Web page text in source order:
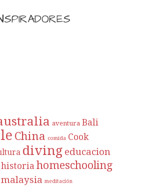
aventura Bali
China comida Cook
diving educacion
historia homeschooling
malaysia meditación